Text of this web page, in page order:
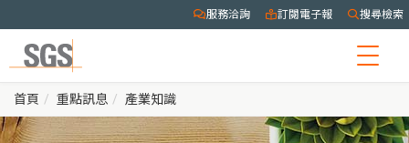
服務洽詢 訂閱電子報 搜尋檢索
首頁 重點訊息 產業知識